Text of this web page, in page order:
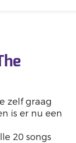
zelf graag
is er nu een
20 songs